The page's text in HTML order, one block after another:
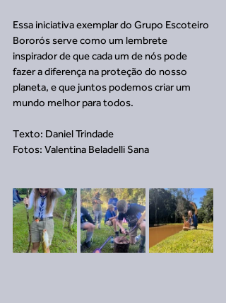
Essa iniciativa exemplar do Grupo Escoteiro
Bororós serve como um lembrete
inspirador de que cada um de nós pode
fazer a diferença na proteção do nosso
planeta, e que juntos podemos criar um
mundo melhor para todos.
Texto: Daniel Trindade
Fotos: Valentina Beladelli Sana